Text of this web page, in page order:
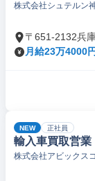
株式会社シュテルン
〒651-2132兵
月給23万4000
NEW 正社員
輸入車買取営業
株式会社アビックス